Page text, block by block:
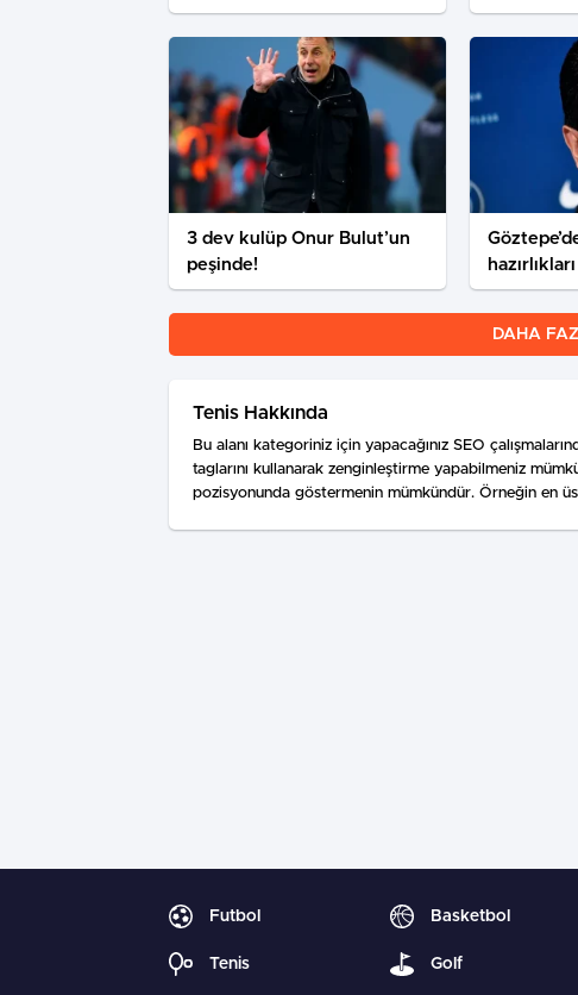
3 dev kulüp Onur Bulut’un
peşinde!
DAHA
Tenis Hakkında
Bu alanı kategoriniz için yapacağınız SEO
taglarını kullanarak zenginleştirme yapabilmeniz
pozisyonunda göstermenin mümkündür. Örneğin en
Futbol Basketbol
Tenis Golf